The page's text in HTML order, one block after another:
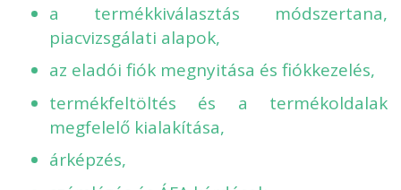
a termékkiválasztás módszertana,
piacvizsgálati alapok,
az eladói fiók megnyitása és fiókkezelés,
termékfeltöltés és a termékoldalak
megfelelő kialakítása,
árképzés,